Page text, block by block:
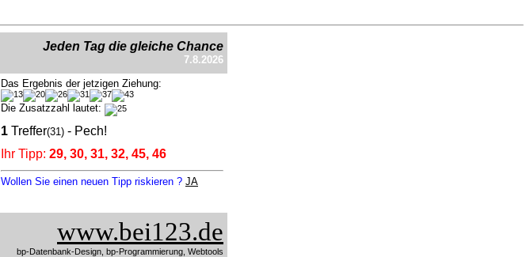
Jeden Tag die gleiche Chance
7.8.2026
Das Ergebnis der jetzigen Ziehung:
Die Zusatzzahl lautet:
1 Treffer(31) - Pech!
Ihr Tipp: 29, 30, 31, 32, 45, 46
Wollen Sie einen neuen Tipp riskieren ? JA
www.bei123.de
bp-Datenbank-Design, bp-Programmierung, Webtools